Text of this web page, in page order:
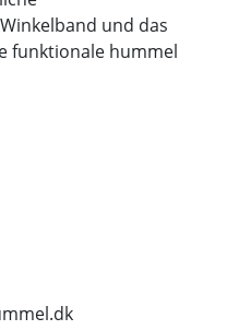
und das
funktionale hummel